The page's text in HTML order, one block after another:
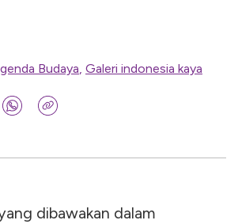
Budaya, Galeri indonesia kaya
dibawakan dalam